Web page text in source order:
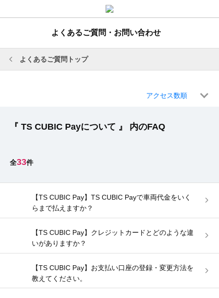
よくあるご質問・お問い合わせ
よくあるご質問トップ
アクセス数順
『 TS CUBIC Payについて 』 内のFAQ
33
【TS CUBIC Pay】TS CUBIC Payで車両代金をいく
らまで払えますか？
【TS CUBIC Pay】クレジットカードとどのような違
いがありますか？
【TS CUBIC Pay】お支払い口座の登録・変更方法を
教えてください。